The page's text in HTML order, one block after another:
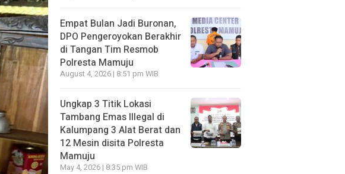
Empat Bulan Jadi Buronan,
DPO Pengeroyokan Berakhir
di Tangan Tim Resmob
Polresta Mamuju
August 4, 2026 | 8:51 pm WIB
Ungkap 3 Titik Lokasi
Tambang Emas Illegal di
Kalumpang 3 Alat Berat dan
12 Mesin disita Polresta
Mamuju
May 4, 2026 | 8:35 pm WIB